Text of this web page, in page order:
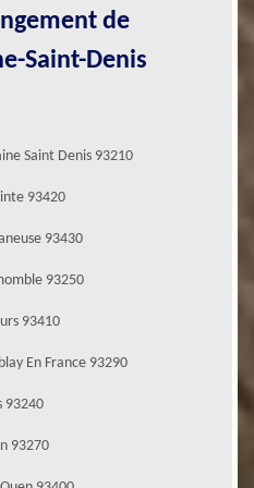
de
Saint-Denis
Saint Denis 93210
93420
93430
93250
93410
En France 93290
93240
93270